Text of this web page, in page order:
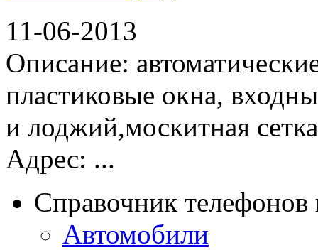
11-06-2013
Описание:
пластиковые окна,
и лоджий,москитная
Адрес: ...
Справочник
Автомобили